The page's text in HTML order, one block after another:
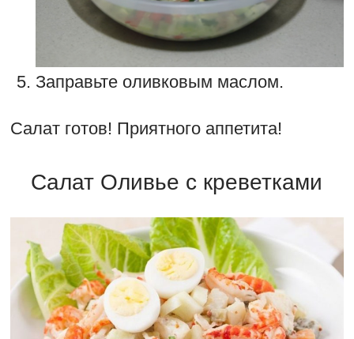
Заправьте оливковым маслом.
Салат готов! Приятного аппетита!
Салат Оливье с креветками